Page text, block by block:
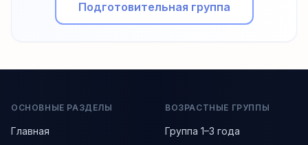
Подготовительная группа
ОСНОВНЫЕ РАЗДЕЛЫ
Главная
ВОЗРАСТНЫЕ ГРУППЫ
Группа 1–3 года